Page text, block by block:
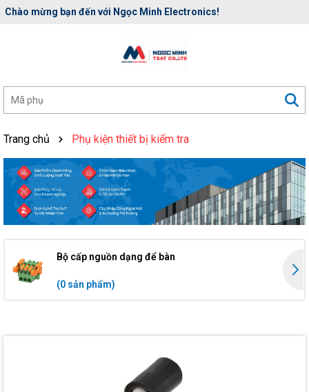
Chào mừng bạn đến với Ngọc Minh Electronics!
Trang chủ Phụ kiện thiết bị kiểm tra
Bộ cấp nguồn dạng để bàn
(0 sản phẩm)